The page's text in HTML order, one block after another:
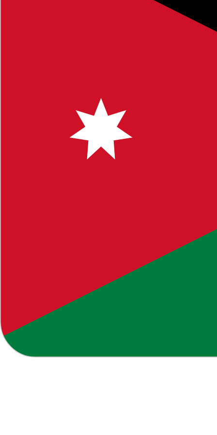
محتوى يساعدك في اتخاذ قرارات مستنيرة.
للوصول إلى مواضيع محددة. نشجعكم على ترك تعليقاتكم
أي استفسار أو ملاحظة، لا تتردد في التواصل معنا.